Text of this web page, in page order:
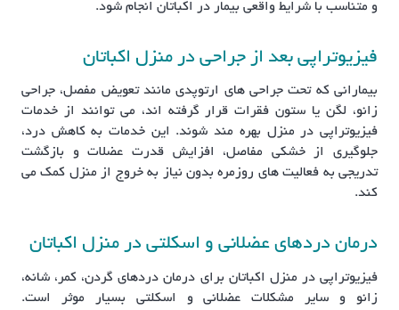
و متناسب با شرایط واقعی بیمار در اکباتان انجام شود.
فیزیوتراپی بعد از جراحی در منزل اکباتان
بیمارانی که تحت جراحی های ارتوپدی مانند تعویض مفصل، جراحی
زانو، لگن یا ستون فقرات قرار گرفته اند، می توانند از خدمات
فیزیوتراپی در منزل بهره مند شوند. این خدمات به کاهش درد،
جلوگیری از خشکی مفاصل، افزایش قدرت عضلات و بازگشت
تدریجی به فعالیت های روزمره بدون نیاز به خروج از منزل کمک می
کند.
درمان دردهای عضلانی و اسکلتی در منزل اکباتان
فیزیوتراپی در منزل اکباتان برای درمان دردهای گردن، کمر، شانه،
زانو و سایر مشکلات عضلانی و اسکلتی بسیار موثر است.